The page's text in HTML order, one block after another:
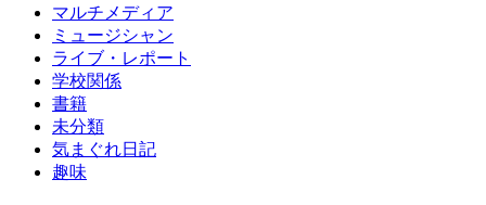
マルチメディア
ミュージシャン
ライブ・レポート
学校関係
書籍
未分類
気まぐれ日記
趣味